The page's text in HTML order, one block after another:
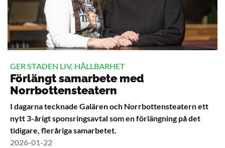
GER STADEN LIV, HÅLLBARHET
Förlängt samarbete med
Norrbottensteatern
I dagarna tecknade Galären och Norrbottensteatern ett
nytt 3-årigt sponsringsavtal som en förlängning på det
tidigare, fleråriga samarbetet.
2026-01-22